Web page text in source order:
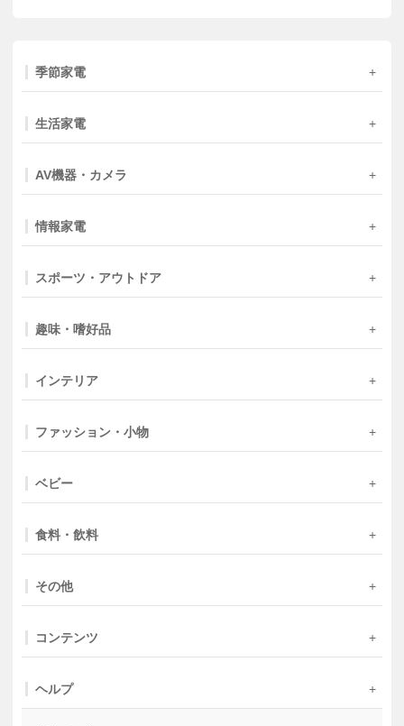
季節家電
生活家電
AV機器・カメラ
情報家電
スポーツ・アウトドア
趣味・嗜好品
インテリア
ファッション・小物
ベビー
食料・飲料
その他
コンテンツ
ヘルプ